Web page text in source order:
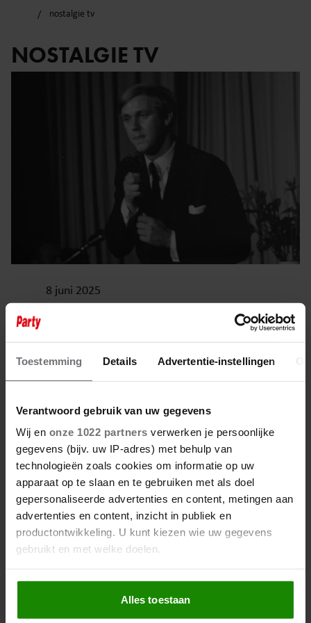
Toestemming Details Advertentie-instellingen
Verantwoord gebruik van uw gegevens
Wij en onze 1022 partners verwerken je persoonlijke
gegevens (bijv. uw IP-adres) met behulp van
technologieën zoals cookies om informatie op uw
apparaat op te slaan en te gebruiken met als doel
gepersonaliseerde advertenties en content, metingen aan
advertenties en content, inzicht in publiek en
productontwikkeling. U kunt kiezen wie uw gegevens
gebruikt en met welke doelen.
Als u het toestaat, willen we ook graag:
Informatie verzamelen over uw geografische
locatie, die tot een paar meter nauwkeurig kan zijn
Alles toestaan
nostalgie tv
NOSTALGIE TV
8 juni 2025
RAAD MEE! WIE IS DEZE
JAZZZANGER, DRUMMER,
19 april 2025